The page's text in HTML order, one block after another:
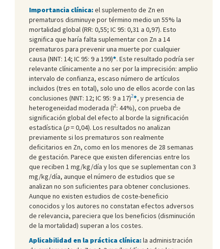
Importancia clínica:el suplemento de Zn en
prematuros disminuye por término medio un 55% la
mortalidad global (RR: 0,55; IC 95: 0,31 a 0,97). Esto
significa que haría falta suplementar con Zn a 14
prematuros para prevenir una muerte por cualquier
causa (NNT: 14; IC 95: 9 a 199)*. Este resultado podría ser
relevante clínicamente a no ser por la imprecisión: amplio
intervalo de confianza, escaso número de artículos
incluidos (tres en total), solo uno de ellos acorde con las
conclusiones (NNT: 12; IC 95: 9 a 17)2*, y presencia de
heterogeneidad moderada (I2: 44%), con prueba de
significación global del efecto al borde la significación
estadística (p= 0,04). Los resultados no analizan
previamente si los prematuros son realmente
deficitarios en Zn, como en los menores de 28 semanas
de gestación. Parece que existen diferencias entre los
que reciben 1 mg/kg/día y los que se suplementan con 3
mg/kg/día, aunque el número de estudios que se
analizan no son suficientes para obtener conclusiones.
Aunque no existen estudios de coste-beneficio
conocidos y los autores no constatan efectos adversos
de relevancia, pareciera que los beneficios (disminución
de la mortalidad) superan a los costes.
Aplicabilidad en la práctica clínica:la administración